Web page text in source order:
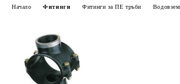
Начало Фитинги Фитинги за ПЕ тръби